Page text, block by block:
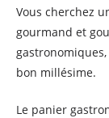
Vous cherchez
gourmand et
bon millésime.
Le panier